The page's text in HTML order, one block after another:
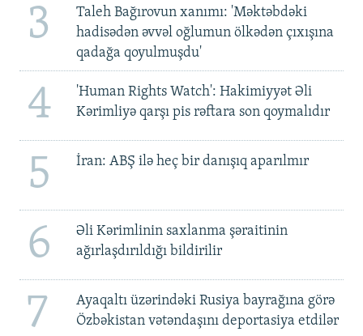
3
Taleh Bağırovun xanımı: 'Məktəbdəki
hadisədən əvvəl oğlumun ölkədən çıxışına
qadağa qoyulmuşdu'
4
'Human Rights Watch': Hakimiyyət Əli
Kərimliyə qarşı pis rəftara son qoymalıdır
5 İran: ABŞ ilə heç bir danışıq aparılmır
6
Əli Kərimlinin saxlanma şəraitinin
ağırlaşdırıldığı bildirilir
7
Ayaqaltı üzərindəki Rusiya bayrağına görə
Özbəkistan vətəndaşını deportasiya etdilər